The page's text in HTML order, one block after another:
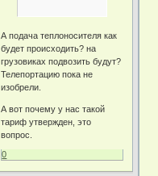
А подача теплоносителя как
будет происходить? на
грузовиках подвозить будут?
Телепортацию пока не
изобрели.
А вот почему у нас такой
тариф утвержден, это
вопрос.
0